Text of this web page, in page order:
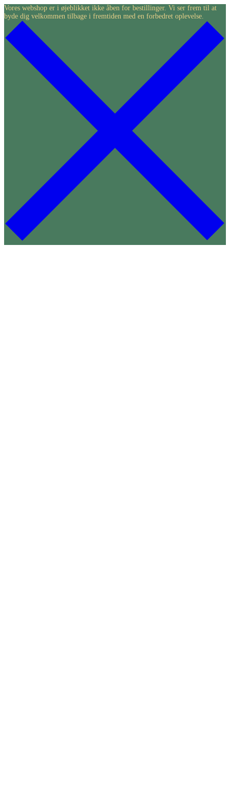
Skip
to
content
Vores webshop er i øjeblikket ikke åben for bestillinger. Vi ser frem til at
byde dig velkommen tilbage i fremtiden med en forbedret oplevelse.